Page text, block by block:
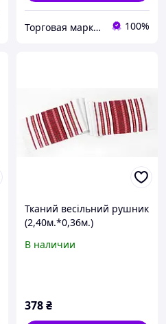
Торговая марка "Світ вишивки" Рівненський виробник вишитих виробів 100%
Тканий весільний рушник
(2,40м.*0,36м.)
В наличии
378₴